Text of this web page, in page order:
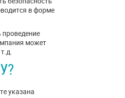
в форме
может
указана